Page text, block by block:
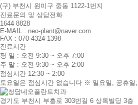
(구) 부천시 원미구 중동 1122-1번지
진료문의 및 상담전화
1644 8828
E-MAIL : neo-plant@naver.com
FAX : 070-4324-1398
진료시간
평 일 : 오전 9:30 ~ 오후 7:00
주 말 : 오전 9:30 ~ 오후 2:00
점심시간 12:30 ~ 2:00
토요일은 점심시간 없습니다 ※ 일요일, 공휴일
경기도 부천시 부흥로 303번길 6 상록빌딩 3층